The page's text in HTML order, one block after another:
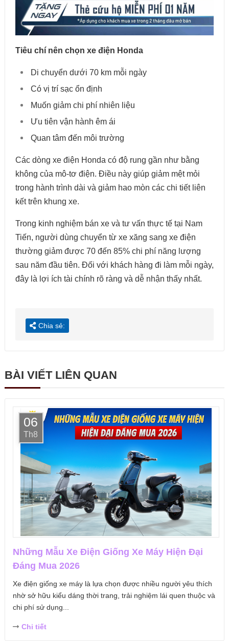
Tiêu chí nên chọn xe điện Honda
Di chuyển dưới 70 km mỗi ngày
Có vị trí sạc ổn định
Muốn giảm chi phí nhiên liệu
Ưu tiên vận hành êm ái
Quan tâm đến môi trường
Các dòng xe điện Honda có độ rung gần như bằng
không của mô-tơ điện. Điều này giúp giảm mệt mỏi
trong hành trình dài và giảm hao mòn các chi tiết liên
kết trên khung xe.
Trong kinh nghiệm bán xe và tư vấn thực tế tại Nam
Tiến, người dùng chuyển từ xe xăng sang xe điện
thường giảm được 70 đến 85% chi phí năng lượng
sau năm đầu tiên. Đối với khách hàng đi làm mỗi ngày,
đây là lợi ích tài chính rõ ràng và dễ nhận thấy nhất.
Chia sẻ:
BÀI VIẾT LIÊN QUAN
06
Th8
Những Mẫu Xe Điện Giống Xe Máy Hiện Đại
Đáng Mua 2026
Xe điện giống xe máy là lựa chọn được nhiều người yêu thích
nhờ sở hữu kiểu dáng thời trang, trải nghiệm lái quen thuộc và
chi phí sử dụng...
Chi tiết